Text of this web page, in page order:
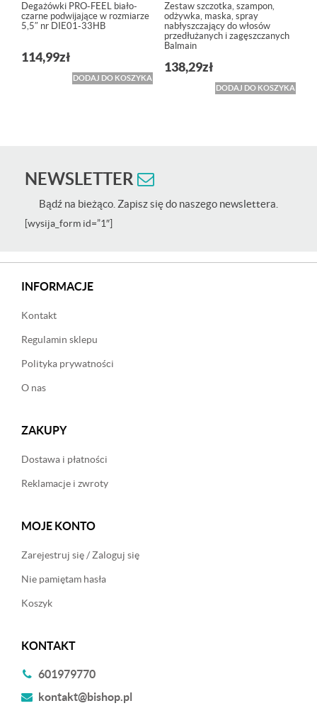
Degażówki PRO-FEEL biało-
czarne podwijające w rozmiarze
5,5″ nr DIE01-33HB
114,99zł
DODAJ DO KOSZYKA
Zestaw szczotka, szampon,
odżywka, maska, spray
nabłyszczający do włosów
przedłużanych i zagęszczanych
Balmain
138,29zł
DODAJ DO KOSZYKA
NEWSLETTER
Bądź na bieżąco. Zapisz się do naszego newslettera.
[wysija_form id=”1″]
INFORMACJE
Kontakt
Regulamin sklepu
Polityka prywatności
O nas
ZAKUPY
Dostawa i płatności
Reklamacje i zwroty
MOJE KONTO
Zarejestruj się / Zaloguj się
Nie pamiętam hasła
Koszyk
KONTAKT
601979770
kontakt@bishop.pl